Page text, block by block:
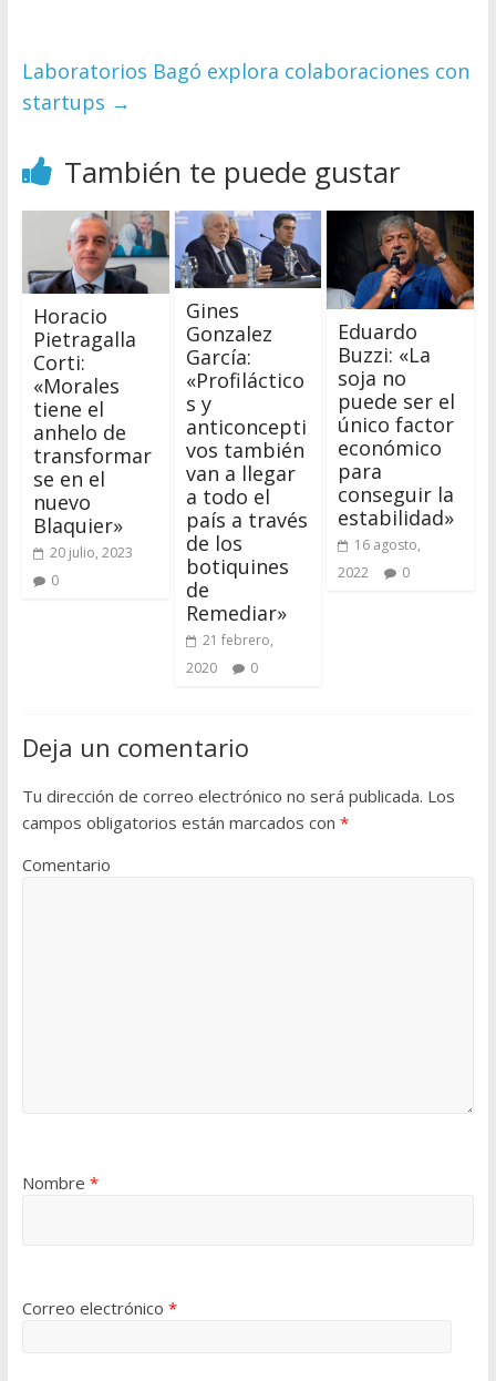
Laboratorios Bagó explora colaboraciones con
startups →
También te puede gustar
Horacio
Pietragalla
Corti:
«Morales
tiene el
anhelo de
transformar
se en el
nuevo
Blaquier»
20 julio, 2023
0
Gines
Gonzalez
García:
«Profiláctico
s y
anticoncepti
vos también
van a llegar
a todo el
país a través
de los
botiquines
de
Remediar»
21 febrero,
2020
0
Eduardo
Buzzi: «La
soja no
puede ser el
único factor
económico
para
conseguir la
estabilidad»
16 agosto,
2022
0
Deja un comentario
Tu dirección de correo electrónico no será publicada. Los
campos obligatorios están marcados con *
Comentario
Nombre *
Correo electrónico *